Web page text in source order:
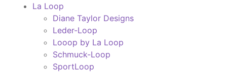
La Loop
Diane Taylor Designs
Leder-Loop
Looop by La Loop
Schmuck-Loop
SportLoop